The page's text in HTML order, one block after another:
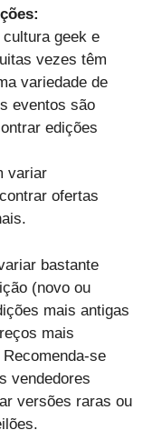
geek e
vezes têm
variedade de
eventos são
edições
variar
ofertas
bastante
(novo ou
mais antigas
mais
se
vendedores
versões raras ou